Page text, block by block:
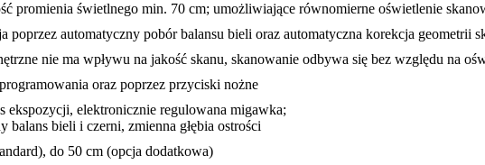
promienia świetlnego min. 70 cm; umożliwiające równomierne oświetlenie
poprzez automatyczny pobór balansu bieli oraz automatyczna korekcja geometrii
nie ma wpływu na jakość skanu, skanowanie odbywa się bez względu na
oraz poprzez przyciski nożne
ekspozycji, elektronicznie regulowana migawka;
balans bieli i czerni, zmienna głębia ostrości
do 50 cm (opcja dodatkowa)